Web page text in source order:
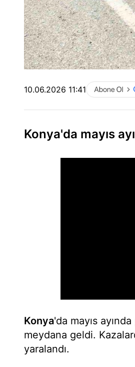
10.06.2026 11:41
Konya'da mayıs
Konya'da mayıs
meydana geldi.
yaralandı.